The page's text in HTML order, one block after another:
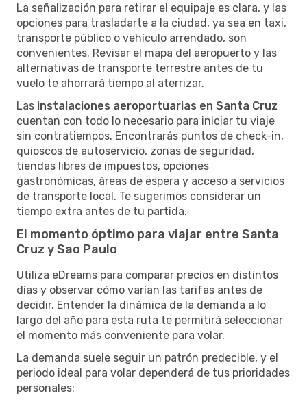
La señalización para retirar el equipaje es clara, y las
opciones para trasladarte a la ciudad, ya sea en taxi,
transporte público o vehículo arrendado, son
convenientes. Revisar el mapa del aeropuerto y las
alternativas de transporte terrestre antes de tu
vuelo te ahorrará tiempo al aterrizar.
Las instalaciones aeroportuarias en Santa Cruz
cuentan con todo lo necesario para iniciar tu viaje
sin contratiempos. Encontrarás puntos de check-in,
quioscos de autoservicio, zonas de seguridad,
tiendas libres de impuestos, opciones
gastronómicas, áreas de espera y acceso a servicios
de transporte local. Te sugerimos considerar un
tiempo extra antes de tu partida.
El momento óptimo para viajar entre Santa
Cruz y Sao Paulo
Utiliza eDreams para comparar precios en distintos
días y observar cómo varían las tarifas antes de
decidir. Entender la dinámica de la demanda a lo
largo del año para esta ruta te permitirá seleccionar
el momento más conveniente para volar.
La demanda suele seguir un patrón predecible, y el
periodo ideal para volar dependerá de tus prioridades
personales: